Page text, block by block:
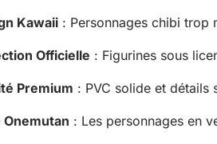
Kawaii : Personnages chibi trop
Officielle : Figurines sous
Premium : PVC solide et détails
Onemutan : Les personnages en